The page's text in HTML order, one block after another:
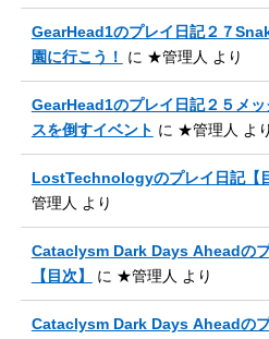
GearHead1のプレイ日記２７
園に行こう！
に ★管理人 より
GearHead1のプレイ日記２５メッ
スを倒すイベント に ★管理人 より
LostTechnologyのプレイ日記【
管理人
より
Cataclysm Dark Days Aheadの
【目次】
に ★管理人 より
Cataclysm Dark Days Aheadの